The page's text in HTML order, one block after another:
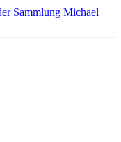
Sammlung Michael